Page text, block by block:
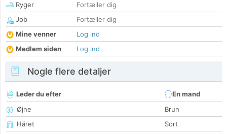
Ryger
Fortæller dig
Job
Fortæller dig
Mine venner
Log ind
Medlem siden
Log ind
Nogle flere detaljer
Leder du efter
En mand
Øjne
Brun
Håret
Sort